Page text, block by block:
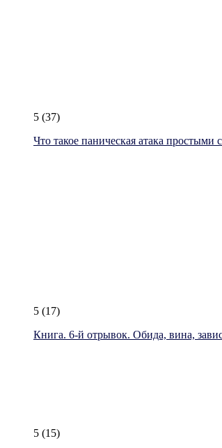
5 (37)
Что такое паническая атака простыми
5 (17)
Книга. 6-й отрывок. Обида, вина,
5 (15)